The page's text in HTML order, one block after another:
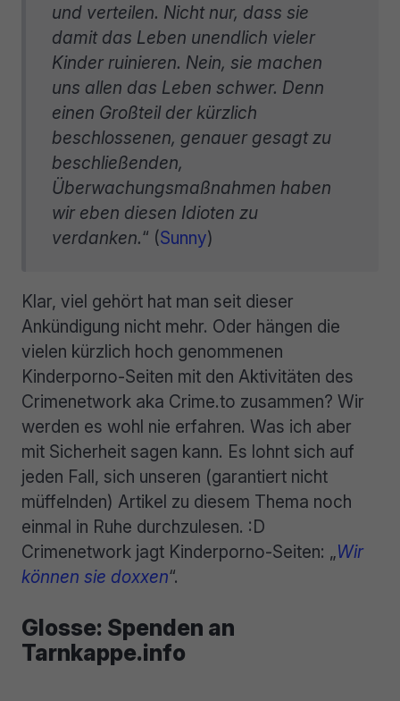
und verteilen. Nicht nur, dass sie
damit das Leben unendlich vieler
Kinder ruinieren. Nein, sie machen
uns allen das Leben schwer. Denn
einen Großteil der kürzlich
beschlossenen, genauer gesagt zu
beschließenden,
Überwachungsmaßnahmen haben
wir eben diesen Idioten zu
verdanken.“ (Sunny)
Klar, viel gehört hat man seit dieser
Ankündigung nicht mehr. Oder hängen die
vielen kürzlich hoch genommenen
Kinderporno-Seiten mit den Aktivitäten des
Crimenetwork aka Crime.to zusammen? Wir
werden es wohl nie erfahren. Was ich aber
mit Sicherheit sagen kann. Es lohnt sich auf
jeden Fall, sich unseren (garantiert nicht
müffelnden) Artikel zu diesem Thema noch
einmal in Ruhe durchzulesen. :D
Crimenetwork jagt Kinderporno-Seiten: „Wir
können sie doxxen“.
Glosse: Spenden an
Tarnkappe.info